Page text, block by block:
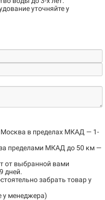
уточняйте у
Москва в пределах МКАД — 1-
пределами МКАД до 50 км —
от выбранной вами
дней.
забрать товар у
у менеджера)